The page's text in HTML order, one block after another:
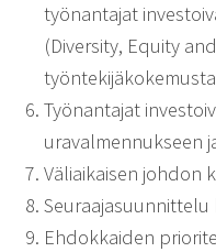
työnantajat
(Diversity, Equity
työntekijäkokemusta
Työnantajat
uravalmennukseen
Väliaikaisen johdon
Seuraajasuunnittelu
Ehdokkaiden